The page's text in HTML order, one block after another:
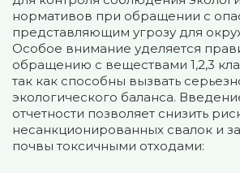
нормативов при обращении с
представляющим угрозу для
Особое внимание уделяется
обращению с веществами 1,2,3
так как способны вызвать
экологического баланса.
отчетности позволяет снизить
несанкционированных свалок и
почвы токсичными отходами: